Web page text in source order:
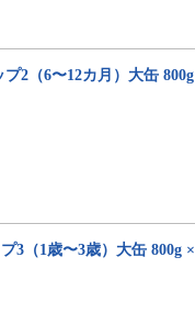
2（6〜12カ月）大缶 800g
3（1歳〜3歳）大缶 800g ×